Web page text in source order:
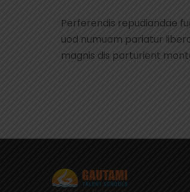
Perferendis repudiandae
uod numuam pariatur
magnis dis parturient